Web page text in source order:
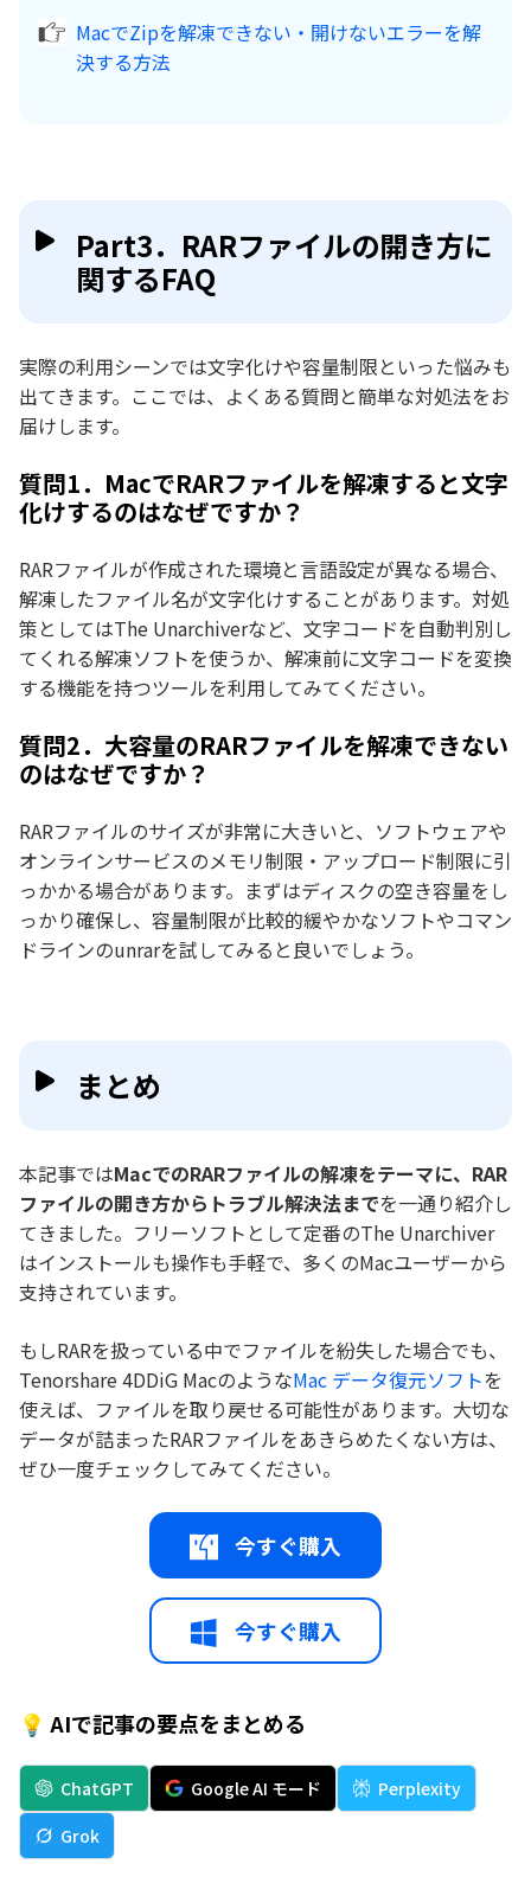
MacでZipを解凍できない・開けないエラーを解
決する方法
Part3．RARファイルの開き方に
関するFAQ
実際の利用シーンでは文字化けや容量制限といった悩みも
出てきます。ここでは、よくある質問と簡単な対処法をお
届けします。
質問1．MacでRARファイルを解凍すると文字
化けするのはなぜですか？
RARファイルが作成された環境と言語設定が異なる場合、
解凍したファイル名が文字化けすることがあります。対処
策としてはThe Unarchiverなど、文字コードを自動判別し
てくれる解凍ソフトを使うか、解凍前に文字コードを変換
する機能を持つツールを利用してみてください。
質問2．大容量のRARファイルを解凍できない
のはなぜですか？
RARファイルのサイズが非常に大きいと、ソフトウェアや
オンラインサービスのメモリ制限・アップロード制限に引
っかかる場合があります。まずはディスクの空き容量をし
っかり確保し、容量制限が比較的緩やかなソフトやコマン
ドラインのunrarを試してみると良いでしょう。
まとめ
本記事ではMacでのRARファイルの解凍をテーマに、RAR
ファイルの開き方からトラブル解決法までを一通り紹介し
てきました。フリーソフトとして定番のThe Unarchiver
はインストールも操作も手軽で、多くのMacユーザーから
支持されています。
もしRARを扱っている中でファイルを紛失した場合でも、
Tenorshare 4DDiG MacのようなMac データ復元ソフトを
使えば、ファイルを取り戻せる可能性があります。大切な
データが詰まったRARファイルをあきらめたくない方は、
ぜひ一度チェックしてみてください。
今すぐ購入
今すぐ購入
💡 AIで記事の要点をまとめる
ChatGPT Google AI モード
Perplexity
Grok